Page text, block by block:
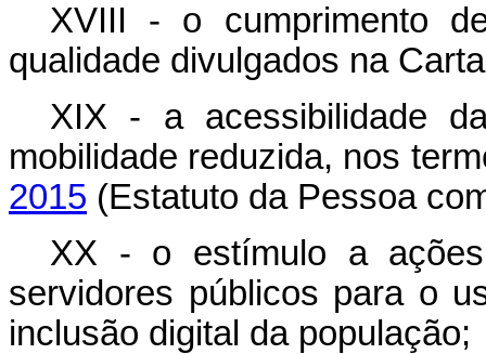
XVIII - o cumprimento
qualidade divulgados na
XIX - a acessibilidade
mobilidade reduzida, nos
2015 (Estatuto da Pessoa
XX - o estímulo a
servidores públicos para o
inclusão digital da população;